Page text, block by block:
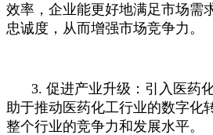
效率，企业能更好地满足市场需
忠诚度，从而增强市场竞争力。
3. 促进产业升级：引入医药
助于推动医药化工行业的数字化
整个行业的竞争力和发展水平。